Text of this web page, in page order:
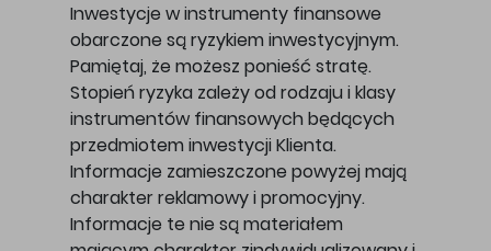
Inwestycje w instrumenty finansowe
obarczone są ryzykiem inwestycyjnym.
Pamiętaj, że możesz ponieść stratę.
Stopień ryzyka zależy od rodzaju i klasy
instrumentów finansowych będących
przedmiotem inwestycji Klienta.
Informacje zamieszczone powyżej mają
charakter reklamowy i promocyjny.
Informacje te nie są materiałem